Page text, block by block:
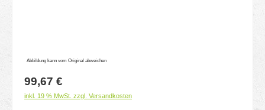
Abbildung kann vom Original abweichen
Regulärer Preis:
99,67 €
inkl. 19 % MwSt. zzgl. Versandkosten